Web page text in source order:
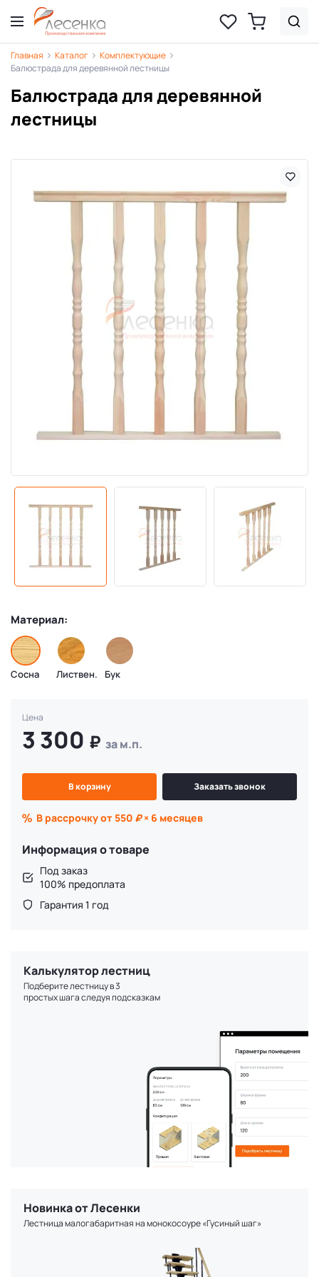
Главная Каталог
Комплектующие
Балюстрада для деревянной лестницы
Балюстрада для деревянной
лестницы
Материал:
Сосна Листвен. Бук
Цена
3 300 ₽ за м.п.
В корзину Заказать звонок
В рассрочку от 550 ₽× 6 месяцев
Информация о товаре
Под заказ
100% предоплата
Гарантия 1 год
Калькулятор лестниц
Подберите лестницу в 3
простых шага следуя подсказкам
Новинка от Лесенки
Лестница малогабаритная на монокосоуре «Гусиный шаг»